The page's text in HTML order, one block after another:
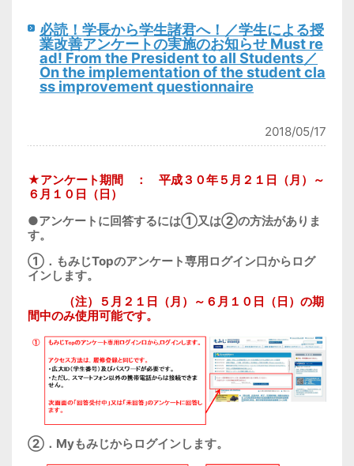
必読！学長から学生諸君へ！／学生による授
業改善アンケートの実施のお知らせ Must re
ad! From the President to all Students／
On the implementation of the student cla
ss improvement questionnaire
2018/05/17
★アンケート期間 ： 平成３０年５月２１日（月）～
６月１０日（日）
●アンケートに回答するには①又は②の方法がありま
す。
①．もみじTopのアンケート専用ログイン口からログ
インします。
（注）
５月２１日（月）～６月１０日（日） の期
間中のみ使用可能です。
②．Myもみじからログインします。